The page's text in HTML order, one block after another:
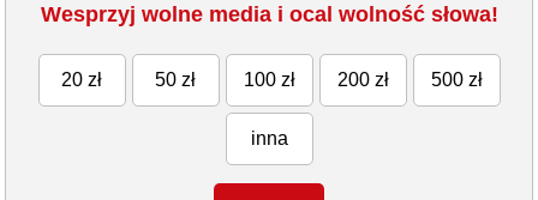
Wesprzyj wolne media i ocal wolność słowa!
20 zł 50 zł 100 zł 200 zł 500 zł
inna